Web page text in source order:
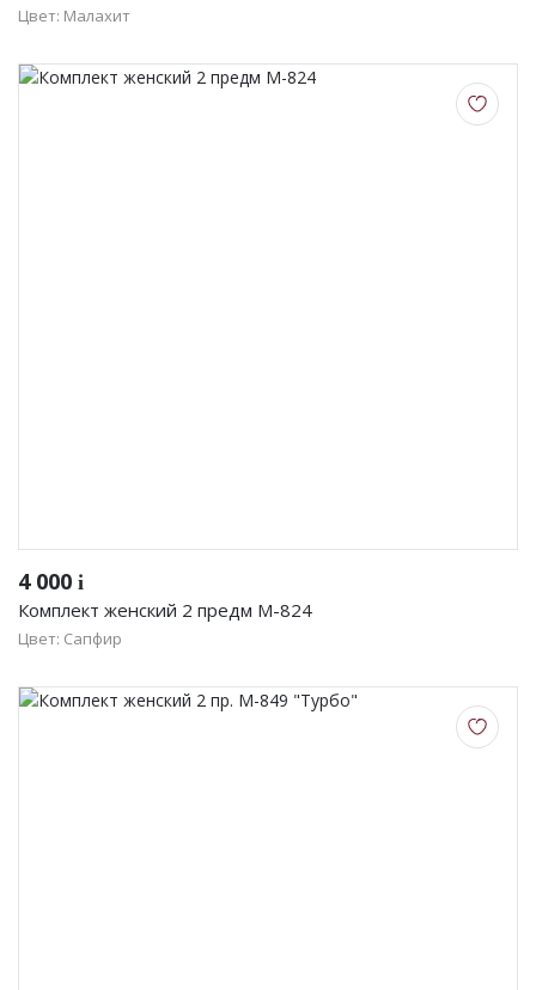
Цвет: Малахит
4 000 i
Комплект женский 2 предм М-824
Цвет: Сапфир